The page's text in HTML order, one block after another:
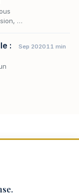
il
:
Sep 202011 min